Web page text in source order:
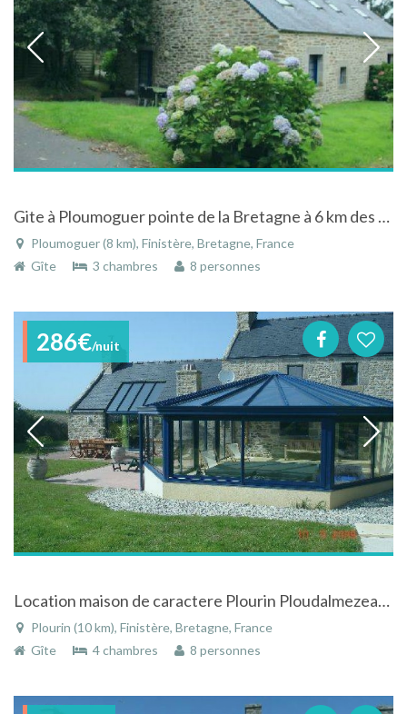
Gite à Ploumoguer pointe de la Bretagne à 6 km des plages de sable fin et sentiers de randonnées
Ploumoguer (8 km), Finistère, Bretagne, France
Gîte
3 chambres 8 personnes
286€/nuit
Location maison de caractere Plourin Ploudalmezeau Finistere avec piscine privée
Plourin (10 km), Finistère, Bretagne, France
Gîte
4 chambres 8 personnes